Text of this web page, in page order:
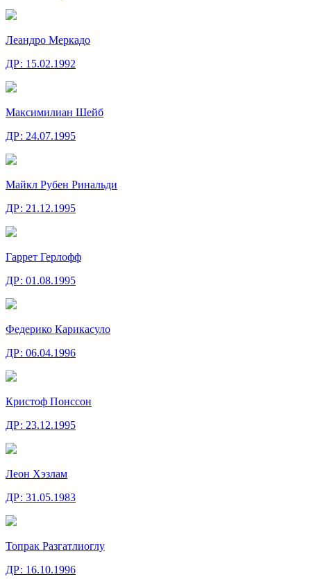
Леандро Меркадо
ДР: 15.02.1992
Максимилиан Шейб
ДР: 24.07.1995
Майкл Рубен Ринальди
ДР: 21.12.1995
Гаррет Герлофф
ДР: 01.08.1995
Федерико Карикасуло
ДР: 06.04.1996
Кристоф Понссон
ДР: 23.12.1995
Леон Хэзлам
ДР: 31.05.1983
Топрак Разгатлиоглу
ДР: 16.10.1996